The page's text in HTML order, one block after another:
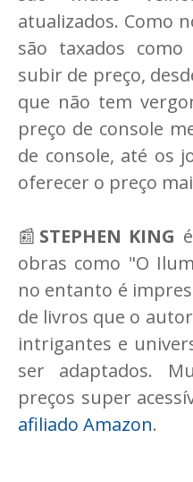
atualizados. Como
são taxados
subir de preço,
que não tem
preço de console
de console, até os
oferecer o preço
📰 STEPHEN KING
obras como "O
no entanto é
de livros que o
intrigantes e
ser adaptados.
preços super
afiliado Amazon.